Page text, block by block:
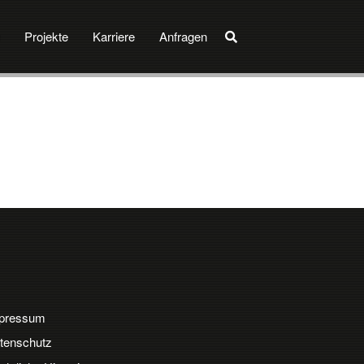
Projekte Karriere Anfragen